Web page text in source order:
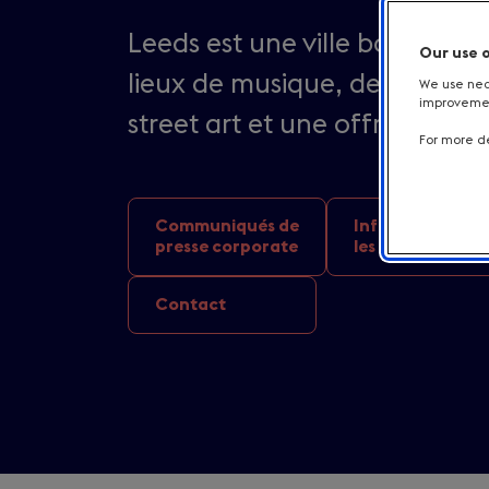
Leeds est une ville
lieux de musique, des
street art et une offre
Communiqués de
presse corporate
Informations sur
les destinations
Contact
Our use
We use
For more